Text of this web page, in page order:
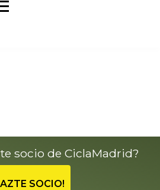
socio de CiclaMadrid?
SOCIO!